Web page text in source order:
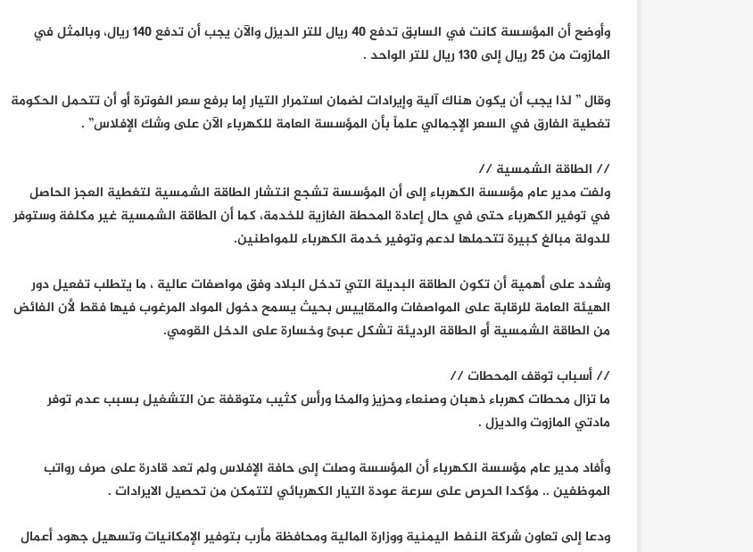
وأوضح أن المؤسسة كانت في السابق تدفع 40 ريال للتر الديزل والآن يجب أن تدفع 140 ريال، وبالمثل في
المازوت من 25 ريال إلى 130 ريال للتر الواحد .
وقال ” لذا يجب أن يكون هناك آلية وإيرادات لضمان استمرار التيار إما برفع سعر الفوترة أو أن تتحمل الحكومة
تغطية الفارق في السعر الإجمالي علماً بأن المؤسسة العامة للكهرباء الآن على وشك الإفلاس” .
// الطاقة الشمسية //
ولفت مدير عام مؤسسة الكهرباء إلى أن المؤسسة تشجع انتشار الطاقة الشمسية لتغطية العجز الحاصل
في توفير الكهرباء حتى في حال إعادة المحطة الغازية للخدمة، كما أن الطاقة الشمسية غير مكلفة وستوفر
للدولة مبالغ كبيرة تتحملها لدعم وتوفير خدمة الكهرباء للمواطنين.
وشدد على أهمية أن تكون الطاقة البديلة التي تدخل البلاد وفق مواصفات عالية ، ما يتطلب تفعيل دور
الهيئة العامة للرقابة على المواصفات والمقاييس بحيث يسمح دخول المواد المرغوب فيها فقط لأن الفائض
من الطاقة الشمسية أو الطاقة الرديئة تشكل عبئ وخسارة على الدخل القومي.
// أسباب توقف المحطات //
ما تزال محطات كهرباء ذهبان وصنعاء وحزيز والمخا ورأس كثيب متوقفة عن التشغيل بسبب عدم توفر
مادتي المازوت والديزل .
وأفاد مدير عام مؤسسة الكهرباء أن المؤسسة وصلت إلى حافة الإفلاس ولم تعد قادرة على صرف رواتب
الموظفين .. مؤكدا الحرص على سرعة عودة التيار الكهربائي لتتمكن من تحصيل الايرادات .
ودعا إلى تعاون شركة النفط اليمنية ووزارة المالية ومحافظة مأرب بتوفير الإمكانيات وتسهيل جهود أعمال